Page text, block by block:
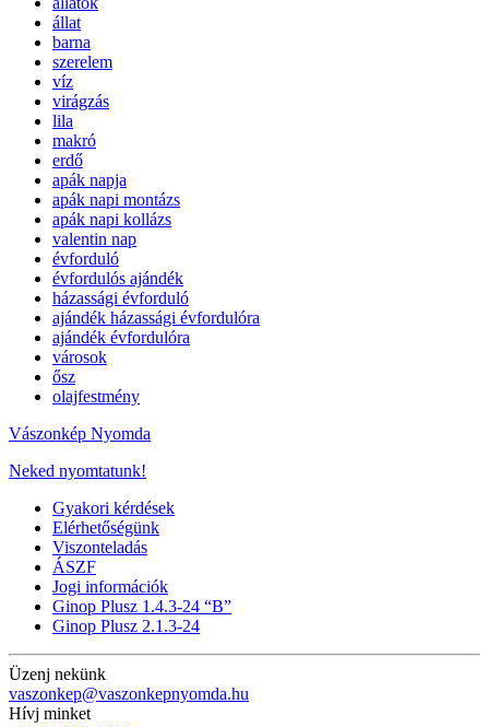
állat
barna
szerelem
víz
virágzás
lila
makró
erdő
apák napja
apák napi montázs
apák napi kollázs
valentin nap
évforduló
évfordulós ajándék
házassági évforduló
ajándék házassági évfordulóra
ajándék évfordulóra
városok
ősz
olajfestmény
Vászonkép Nyomda
Neked nyomtatunk!
Gyakori kérdések
Elérhetőségünk
Viszonteladás
ÁSZF
Jogi információk
Ginop Plusz 1.4.3-24 “B”
Ginop Plusz 2.1.3-24
Üzenj nekünk
vaszonkep@vaszonkepnyomda.hu
Hívj minket